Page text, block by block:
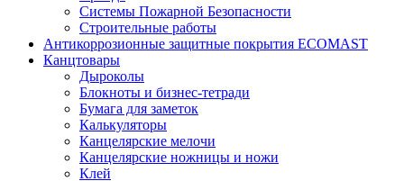
Системы Пожарной Безопасности
Строительные работы
Антикоррозионные защитные покрытия ECOMAST
Канцтовары
Дыроколы
Блокноты и бизнес-тетради
Бумага для заметок
Калькуляторы
Канцелярские мелочи
Канцелярские ножницы и ножи
Клей